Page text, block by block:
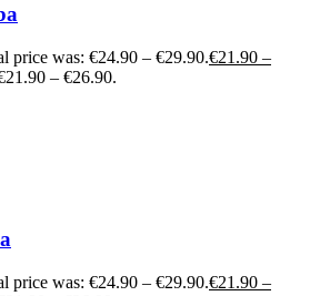
price was: €24.90 – €29.90.€21.90 –
– €26.90.
price was: €24.90 – €29.90.€21.90 –